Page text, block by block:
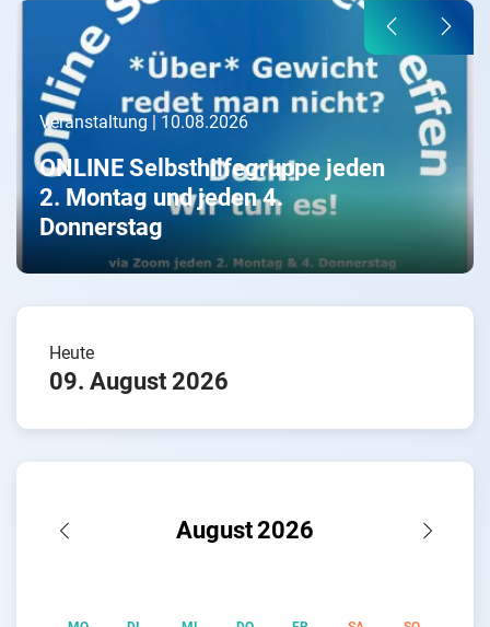
Veranstaltung | 10.08.2026
ONLINE Selbsthilfegruppe jeden
2. Montag und jeden 4.
Donnerstag
PreviousNext
Heute
09. August 2026
August2026